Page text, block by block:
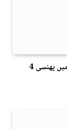
نگر: پاک آرمی نے ہیلی کاپٹر کے ذریعے ہسپر ویلی میں پھنسی 4